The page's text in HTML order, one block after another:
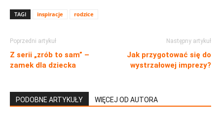
TAGI inspiracje rodzice
Poprzedni artykuł
Z serii „zrób to sam” –
zamek dla dziecka
Następny artykuł
Jak przygotować się do
wystrzałowej imprezy?
PODOBNE ARTYKUŁY WIĘCEJ OD AUTORA